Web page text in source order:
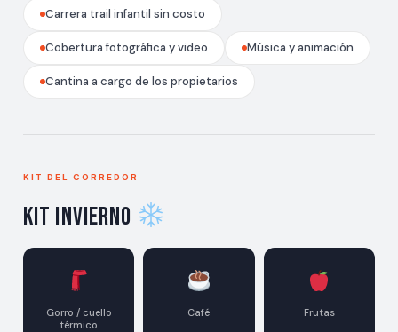
Carrera trail infantil sin costo
Cobertura fotográfica y video Música y animación
Cantina a cargo de los propietarios
KIT DEL CORREDOR
Kit Invierno
Gorro / cuello
térmico
Café Frutas